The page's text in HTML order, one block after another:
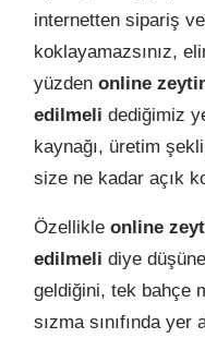
internetten sipariş
koklayamazsınız,
yüzden online
edilmeli dediğimiz
kaynağı, üretim
size ne kadar açık
Özellikle online
edilmeli diye
geldiğini, tek bahçe
sızma sınıfında yer